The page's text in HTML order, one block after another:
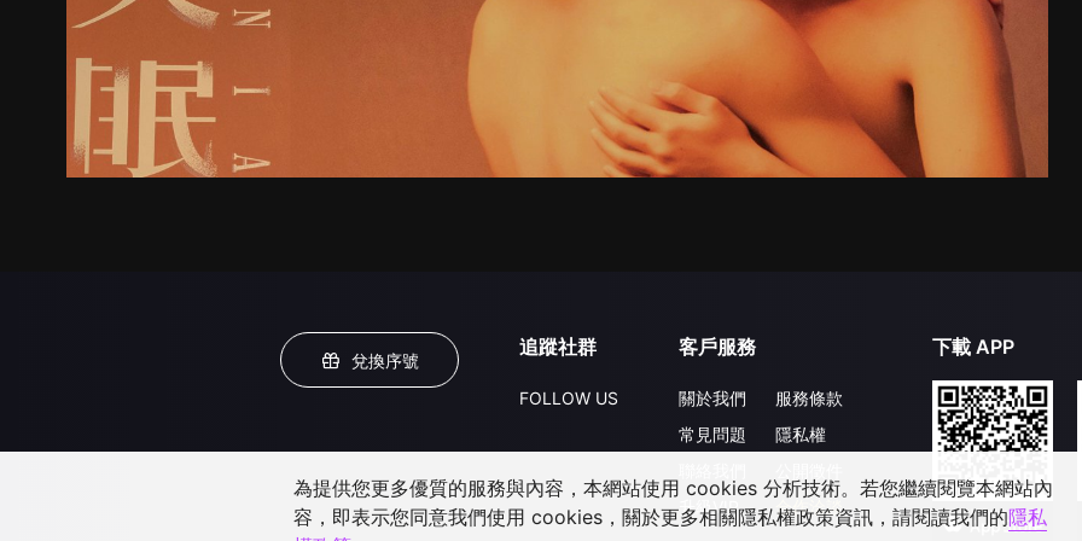
兌換序號
追蹤社群
FOLLOW US
客戶服務
關於我們
常見問題
升級VIP
服務條款
隱私權
合作洽談
下載 APP
為提供您更多優質的服務與內容，本網站使用 cookies 分析技術。若您繼續閱覽本網站內
容，即表示您同意我們使用 cookies，關於更多相關隱私權政策資訊，請閱讀我們的隱私